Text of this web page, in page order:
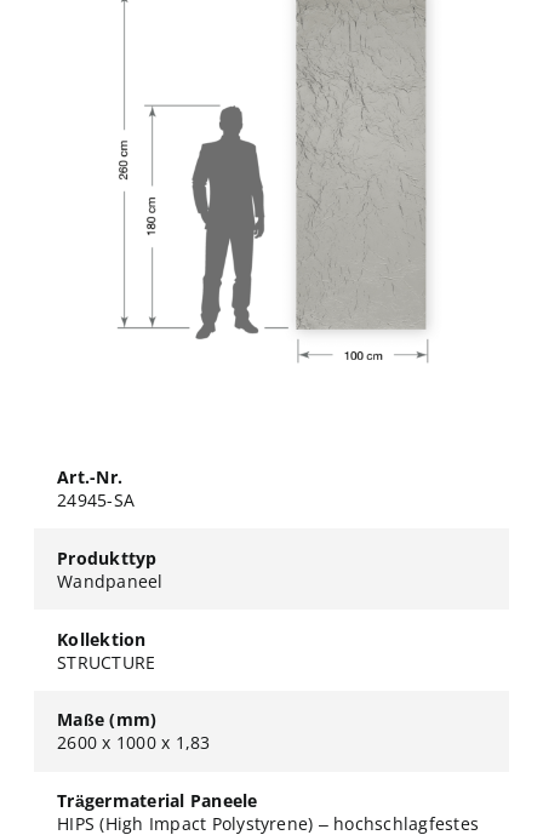
Art.-Nr.
24945-SA
Produkttyp
Wandpaneel
Kollektion
STRUCTURE
Maße (mm)
2600 x 1000 x 1,83
Trägermaterial Paneele
HIPS (High Impact Polystyrene) – hochschlagfestes